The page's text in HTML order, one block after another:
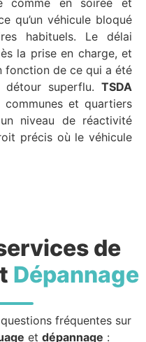
comme en soirée et
qu’un véhicule bloqué
habituels. Le délai
la prise en charge, et
fonction de ce qui a été
détour superflu. TSDA
et quartiers
niveau de réactivité
précis où le véhicule
de
Dépannage
fréquentes sur
et dépannage :